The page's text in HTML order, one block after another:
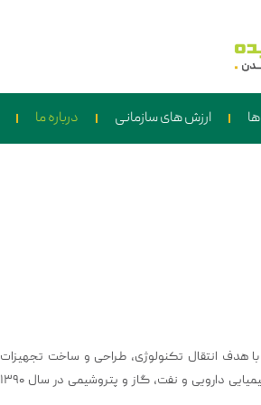
ارزش های سازمانی درباره ما
انتقال تکنولوژی، طراحی و ساخت تجهیزات
معدنی استخراج طلا و مخازن صنایع شیمیایی دارویی و نفت، گاز و پتروشیمی در سال ۱۳۹۰